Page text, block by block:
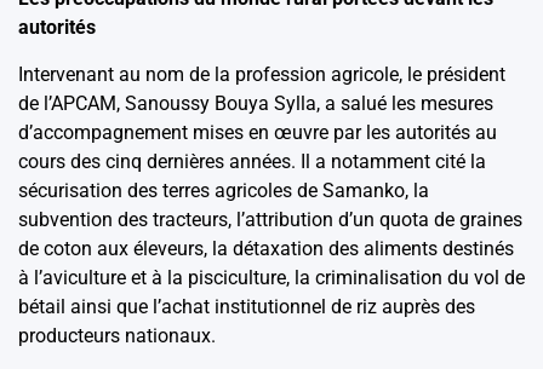
autorités
Intervenant au nom de la profession agricole, le président
de l’APCAM, Sanoussy Bouya Sylla, a salué les mesures
d’accompagnement mises en œuvre par les autorités au
cours des cinq dernières années. Il a notamment cité la
sécurisation des terres agricoles de Samanko, la
subvention des tracteurs, l’attribution d’un quota de graines
de coton aux éleveurs, la détaxation des aliments destinés
à l’aviculture et à la pisciculture, la criminalisation du vol de
bétail ainsi que l’achat institutionnel de riz auprès des
producteurs nationaux.